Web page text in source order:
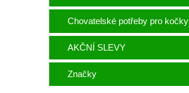
Chovatelské potřeby pro kočky
AKČNÍ SLEVY
Značky